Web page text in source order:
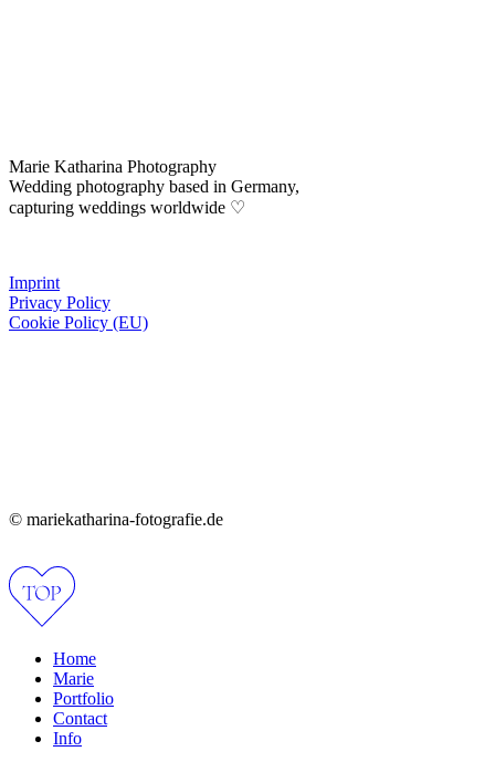
Marie Katharina Photography
Wedding photography based in Germany,
capturing weddings worldwide ♡
Imprint
Privacy Policy
Cookie Policy (EU)
© mariekatharina-fotografie.de
Home
Marie
Portfolio
Contact
Info